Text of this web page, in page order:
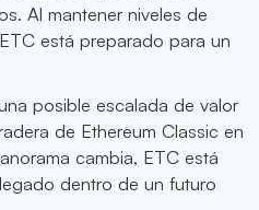
Al mantener niveles de
está preparado para un
posible escalada de valor
de Ethereum Classic en
cambia, ETC está
dentro de un futuro